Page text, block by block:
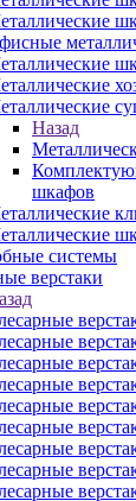
Назад
шкафов
системы
верстаки